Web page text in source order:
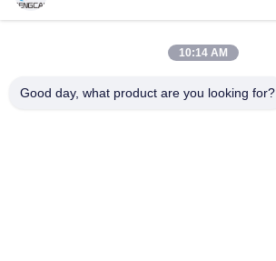
10:14 AM
Good day, what product are you looking for?